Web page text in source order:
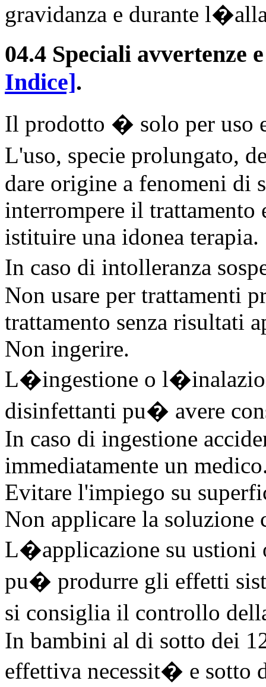
gravidanza e durante
04.4 Speciali avvertenze
Indice].
Il prodotto � solo per uso
L'uso, specie prolungato,
dare origine a fenomeni di
interrompere il trattamento
istituire una idonea terapia.
In caso di intolleranza
Non usare per trattamenti
trattamento senza risultati
Non ingerire.
L�ingestione o
disinfettanti pu� avere
In caso di ingestione
immediatamente un
Evitare l'impiego su
Non applicare la soluzione
L�applicazione su ustioni
pu� produrre gli effetti
si consiglia il controllo
In bambini al di sotto dei
effettiva necessit� e sotto